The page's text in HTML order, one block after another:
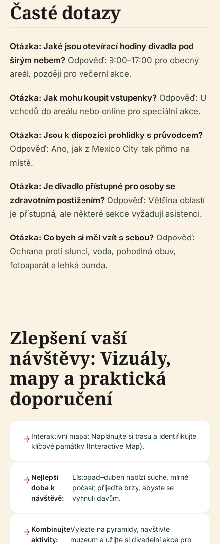
Časté dotazy
Otázka: Jaké jsou otevírací hodiny divadla pod
širým nebem? Odpověď: 9:00–17:00 pro obecný
areál, později pro večerní akce.
Otázka: Jak mohu koupit vstupenky? Odpověď: U
vchodů do areálu nebo online pro speciální akce.
Otázka: Jsou k dispozici prohlídky s průvodcem?
Odpověď: Ano, jak z Mexico City, tak přímo na
místě.
Otázka: Je divadlo přístupné pro osoby se
zdravotním postižením? Odpověď: Většina oblastí
je přístupná, ale některé sekce vyžadují asistenci.
Otázka: Co bych si měl vzít s sebou? Odpověď:
Ochrana proti slunci, voda, pohodlná obuv,
fotoaparát a lehká bunda.
Zlepšení vaší
návštěvy: Vizuály,
mapy a praktická
doporučení
Interaktivní mapa: Naplánujte si trasu a identifikujte
klíčové památky (Interactive Map).
Nejlepší
doba k
návštěvě:
Listopad–duben nabízí suché, mírné
počasí; přijeďte brzy, abyste se
vyhnuli davům.
Kombinujte
aktivity:
Vylezte na pyramidy, navštivte
muzeum a užijte si divadelní akce pro